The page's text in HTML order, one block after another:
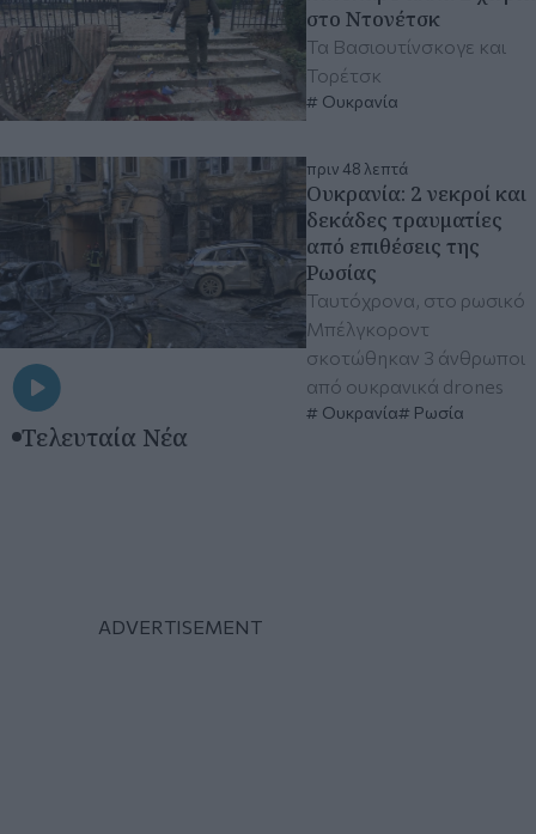
στο Ντονέτσκ
Τα Βασιουτίνσκογε και
Τορέτσκ
Ουκρανία
πριν 48 λεπτά
Ουκρανία: 2 νεκροί και
δεκάδες τραυματίες
από επιθέσεις της
Ρωσίας
Ταυτόχρονα, στο ρωσικό
Μπέλγκοροντ
σκοτώθηκαν 3 άνθρωποι
από ουκρανικά drones
Ουκρανία Ρωσία
Τελευταία Νέα